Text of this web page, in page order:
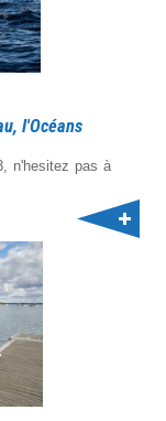
l'Océans
n'hesitez pas à